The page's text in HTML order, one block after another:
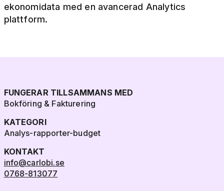
ekonomidata med en avancerad Analytics
plattform.
FUNGERAR TILLSAMMANS MED
Bokföring & Fakturering
KATEGORI
Analys-rapporter-budget
KONTAKT
info@carlobi.se
0768-813077